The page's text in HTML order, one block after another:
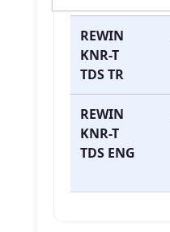
REWIN
KNR-T
TDS TR
REWIN
KNR-T
TDS ENG